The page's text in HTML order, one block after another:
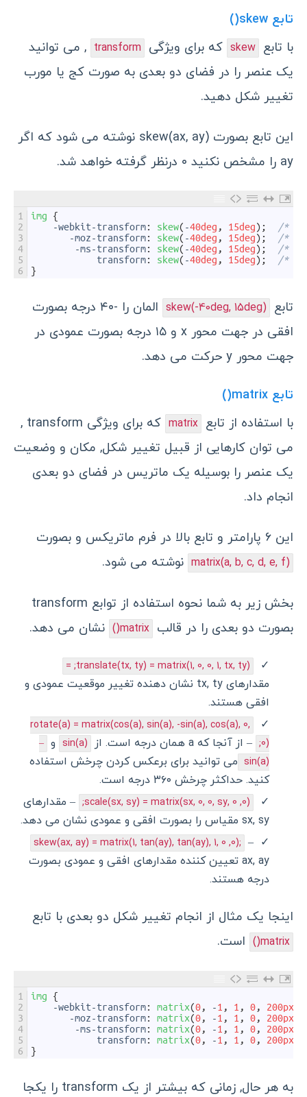
تابع skew()
با تابع skew که برای ویژگی transform , می توانید
یک عنصر را در فضای دو بعدی به صورت کج یا مورب
تغییر شکل دهید.
این تابع بصورت skew(ax, ay) نوشته می شود که اگر
ay را مشخص نکنید ۰ درنظر گرفته خواهد شد.
1
2
3
4
5
6
img
{
-webkit-transform: skew( -40deg , 15deg) ;
/*
-moz-transform: skew( -40deg , 15deg) ;
/*
-ms-transform: skew( -40deg , 15deg) ;
/*
transform: skew( -40deg , 15deg) ;
/*
}
تابع skew(-40deg, 15deg)
المان را -۴۰ درجه بصورت
افقی در جهت محور x و ۱۵ درجه بصورت عمودی در
جهت محور y حرکت می دهد.
تابع matrix()
با استفاده از تابع matrix
که برای ویژگی transform ,
می توان کارهایی از قبیل تغییر شکل, مکان و وضعیت
یک عنصر را بوسیله یک ماتریس در فضای دو بعدی
انجام داد.
این ۶ پارامتر و تابع بالا در فرم ماتریکس و بصورت
matrix(a, b, c, d, e, f) نوشته می شود.
بخش زیر به شما نحوه استفاده از توابع transform
بصورت دو بعدی را در قالب matrix() نشان می دهد.
translate(tx, ty) = matrix(1, 0, 0, 1, tx, ty); =
مقدارهای tx, ty نشان دهنده تغییر موقعیت عمودی و
افقی هستند.
rotate(a) = matrix(cos(a), sin(a), -sin(a), cos(a), 0,
0);
– از آنجا که a همان درجه است. از sin(a) و –
sin(a) می توانید برای برعکس کردن چرخش استفاده
کنید. حداکثر چرخش ۳۶۰ درجه است.
scale(sx, sy) = matrix(sx, 0, 0, sy, 0 ,0);
– مقدارهای
sx, sy مقیاس را بصورت افقی و عمودی نشان می دهد.
skew(ax, ay) = matrix(1, tan(ay), tan(ay), 1, 0 ,0); –
ax, ay تعیین کننده مقدارهای افقی و عمودی بصورت
درجه هستند.
اینجا یک مثال از انجام تغییر شکل دو بعدی با تابع
matrix() است.
1
2
3
4
5
6
img
{
-webkit-transform: matrix(0, -1 , 1 , 0, 200px
-moz-transform: matrix(0, -1 , 1 , 0, 200px
-ms-transform: matrix(0, -1 , 1 , 0, 200px
transform: matrix(0, -1 , 1 , 0, 200px
}
به هر حال, زمانی که بیشتر از یک transform را یکجا